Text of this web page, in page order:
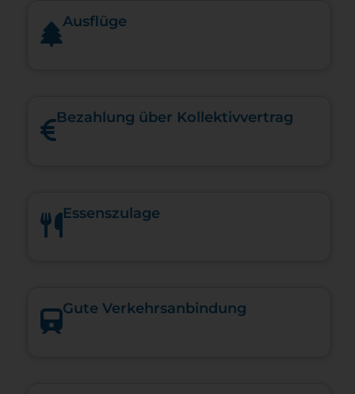
Ausflüge
Bezahlung über Kollektivvertrag
Essenszulage
Gute Verkehrsanbindung